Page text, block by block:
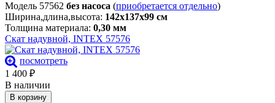
Модель 57562 без насоса (приобретается отдельно)
Ширина,длина,высота: 142х137х99 см
Толщина материала: 0,30 мм
Скат надувной, INTEX 57576
посмотреть
1 400 ₽
В наличии
В корзину